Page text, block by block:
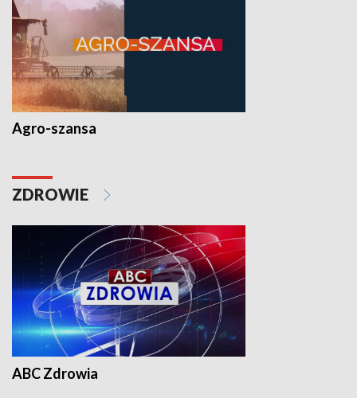
Agro-szansa
ZDROWIE
ABC Zdrowia